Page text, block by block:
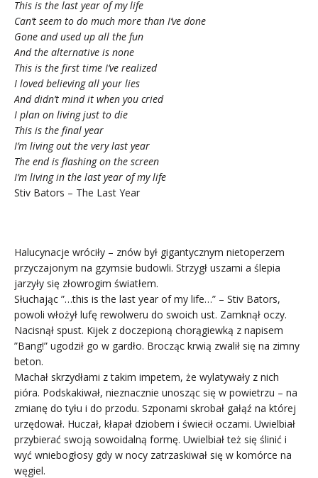
This is the last year of my life
Can’t seem to do much more than I’ve done
Gone and used up all the fun
And the alternative is none
This is the first time I’ve realized
I loved believing all your lies
And didn’t mind it when you cried
I plan on living just to die
This is the final year
I’m living out the very last year
The end is flashing on the screen
I’m living in the last year of my life
Stiv Bators – The Last Year
Halucynacje wróciły – znów był gigantycznym nietoperzem
przyczajonym na gzymsie budowli. Strzygł uszami a ślepia
jarzyły się złowrogim światłem.
Słuchając ”…this is the last year of my life…” – Stiv Bators,
powoli włożył lufę rewolweru do swoich ust. Zamknął oczy.
Nacisnął spust. Kijek z doczepioną chorągiewką z napisem
”Bang!” ugodził go w gardło. Brocząc krwią zwalił się na zimny
beton.
Machał skrzydłami z takim impetem, że wylatywały z nich
pióra. Podskakiwał, nieznacznie unosząc się w powietrzu – na
zmianę do tyłu i do przodu. Szponami skrobał gałąź na której
urzędował. Huczał, kłapał dziobem i świecił oczami. Uwielbiał
przybierać swoją sowoidalną formę. Uwielbiał też się ślinić i
wyć wniebogłosy gdy w nocy zatrzaskiwał się w komórce na
węgiel.